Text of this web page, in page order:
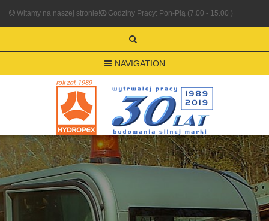
Witamy na naszej stronie! Godziny Pracy: Pon-Pią (7.00 - 15.00 )
NAVIGATION